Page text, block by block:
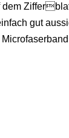
dem
gut